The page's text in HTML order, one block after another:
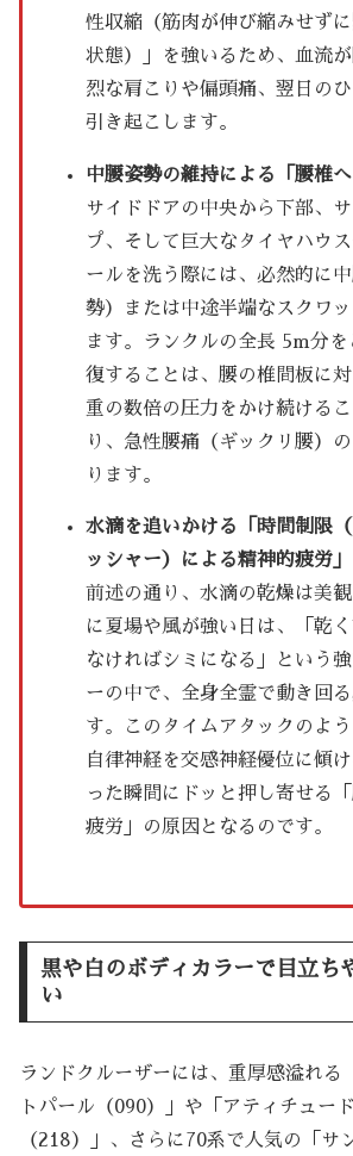
性収縮（筋肉が伸び縮みせず
状態）」を強いるため、血流
烈な肩こりや偏頭痛、翌日の
引き起こします。
中腰姿勢の維持による「腰椎へ
サイドドアの中央から下部、
プ、そして巨大なタイヤハウ
ールを洗う際には、必然的に
勢）または中途半端なスクワ
ます。ランクルの全長 5m分を
復することは、腰の椎間板に
重の数倍の圧力をかけ続ける
り、急性腰痛（ギックリ腰）
ります。
水滴を追いかける「時間制限
ッシャー）による精神的疲労」
前述の通り、水滴の乾燥は美
に夏場や風が強い日は、「乾
なければシミになる」という
ーの中で、全身全霊で動き回
す。このタイムアタックのよう
自律神経を交感神経優位に傾
った瞬間にドッと押し寄せる
疲労」の原因となるのです。
黒や白のボディカラーで目立ち
い
ランドクルーザーには、重厚感溢れる
トパール（090）」や「アティチュー
（218）」、さらに70系で人気の「サ